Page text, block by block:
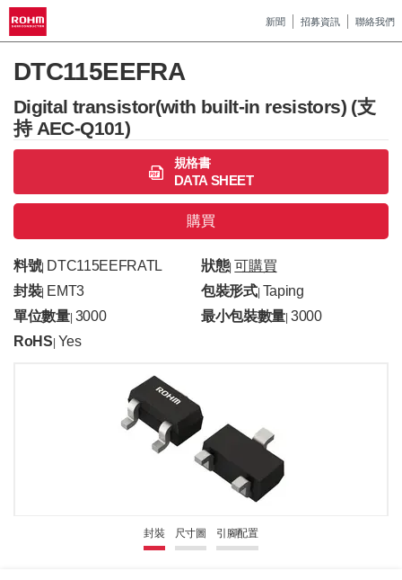
新聞 招募資訊 聯絡我們
DTC115EEFRA
Digital transistor(with built-in resistors) (支
持 AEC-Q101)
規格書
DATA SHEET
購買
料號| DTC115EEFRATL 狀態| 可購買
封裝| EMT3 包裝形式| Taping
單位數量| 3000 最小包裝數量 |3000
RoHS Yes
封裝 尺寸圖 引腳配置